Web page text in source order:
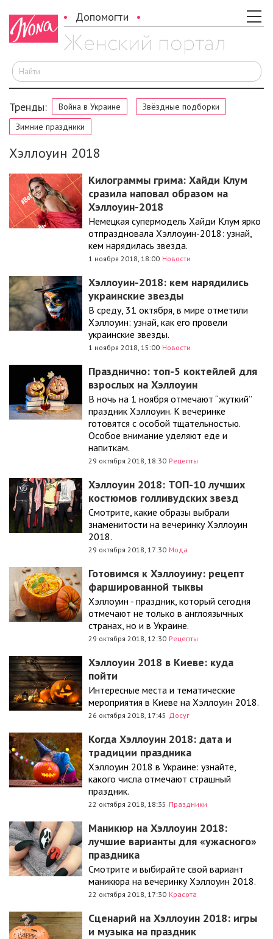
Допомогти
Тренды: Война в Украине
Звёздные подборки
Зимние праздники
Хэллоуин 2018
Килограммы грима: Хайди Клум
сразила наповал образом на
Хэллоуин-2018
Немецкая супермодель Хайди Клум ярко
отпраздновала Хэллоуин-2018: узнай,
кем нарядилась звезда.
1 ноября 2018, 18:00 Новости
Хэллоуин-2018: кем нарядились
украинские звезды
В среду, 31 октября, в мире отметили
Хэллоуин: узнай, как его провели
украинские звезды.
1 ноября 2018, 15:00 Новости
Празднично: топ-5 коктейлей для
взрослых на Хэллоуин
В ночь на 1 ноября отмечают “жуткий”
праздник Хэллоуин. К вечеринке
готовятся с особой тщательностью.
Особое внимание уделяют еде и
напиткам.
29 октября 2018, 18:30 Рецепты
Хэллоуин 2018: ТОП-10 лучших
костюмов голливудских звезд
Смотрите, какие образы выбрали
знаменитости на вечеринку Хэллоуин
2018.
29 октября 2018, 17:30 Мода
Готовимся к Хэллоуину: рецепт
фаршированной тыквы
Хэллоуин - праздник, который сегодня
отмечают не только в англоязычных
странах, но и в Украине.
29 октября 2018, 12:30 Рецепты
Хэллоуин 2018 в Киеве: куда
пойти
Интересные места и тематические
мероприятия в Киеве на Хэллоуин 2018.
26 октября 2018, 17:45 Досуг
Когда Хэллоуин 2018: дата и
традиции праздника
Хэллоуин 2018 в Украине: узнайте,
какого числа отмечают страшный
праздник.
22 октября 2018, 18:35 Праздники
Маникюр на Хэллоуин 2018:
лучшие варианты для «ужасного»
праздника
Смотрите и выбирайте свой вариант
маникюра на вечеринку Хэллоуин 2018.
22 октября 2018, 17:30 Красота
Сценарий на Хэллоуин 2018: игры
и музыка на праздник